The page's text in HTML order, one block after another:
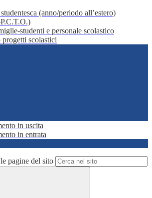
(anno/periodo all’estero)
studenti e personale scolastico
scolastici
in uscita
in entrata
pagine del sito